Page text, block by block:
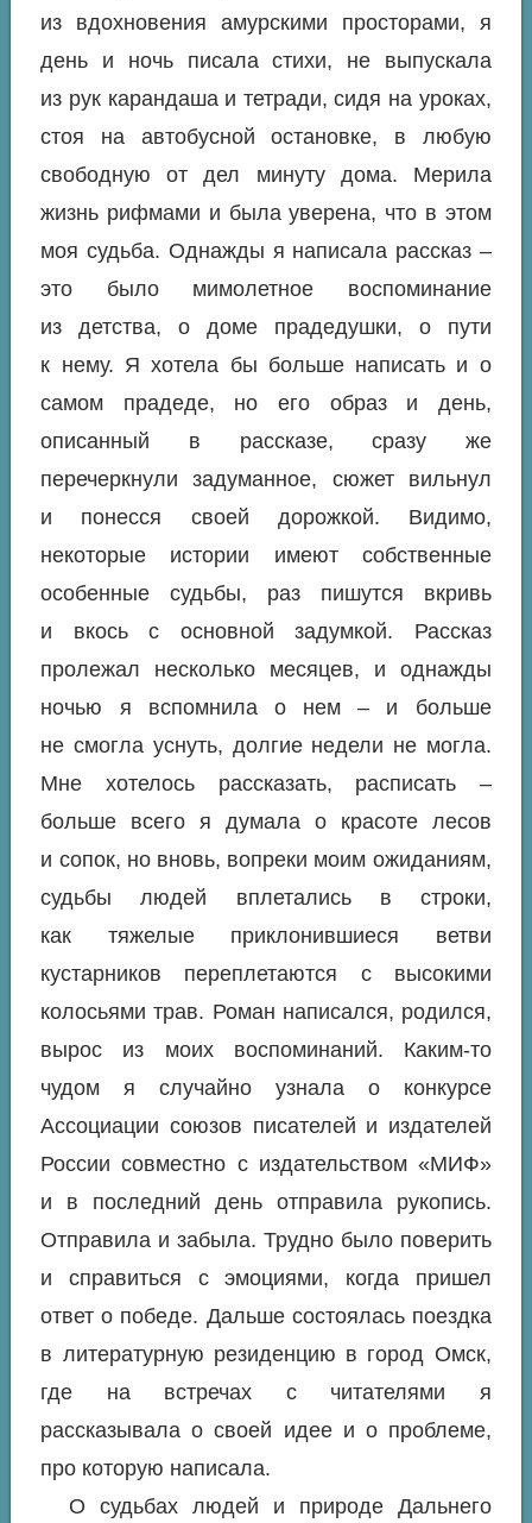
из вдохновения амурскими просторами, я
день и ночь писала стихи, не выпускала
из рук карандаша и тетради, сидя на уроках,
стоя на автобусной остановке, в любую
свободную от дел минуту дома. Мерила
жизнь рифмами и была уверена, что в этом
моя судьба. Однажды я написала рассказ –
это было мимолетное воспоминание
из детства, о доме прадедушки, о пути
к нему. Я хотела бы больше написать и о
самом прадеде, но его образ и день,
описанный в рассказе, сразу же
перечеркнули задуманное, сюжет вильнул
и понесся своей дорожкой. Видимо,
некоторые истории имеют собственные
особенные судьбы, раз пишутся вкривь
и вкось с основной задумкой. Рассказ
пролежал несколько месяцев, и однажды
ночью я вспомнила о нем – и больше
не смогла уснуть, долгие недели не могла.
Мне хотелось рассказать, расписать –
больше всего я думала о красоте лесов
и сопок, но вновь, вопреки моим ожиданиям,
судьбы людей вплетались в строки,
как тяжелые приклонившиеся ветви
кустарников переплетаются с высокими
колосьями трав. Роман написался, родился,
вырос из моих воспоминаний. Каким-то
чудом я случайно узнала о конкурсе
Ассоциации союзов писателей и издателей
России совместно с издательством «МИФ»
и в последний день отправила рукопись.
Отправила и забыла. Трудно было поверить
и справиться с эмоциями, когда пришел
ответ о победе. Дальше состоялась поездка
в литературную резиденцию в город Омск,
где на встречах с читателями я
рассказывала о своей идее и о проблеме,
про которую написала.
О судьбах людей и природе Дальнего